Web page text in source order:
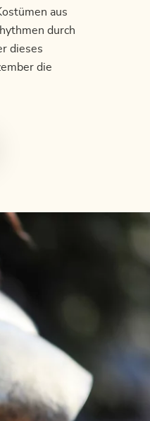
aus
durch
dieses
die